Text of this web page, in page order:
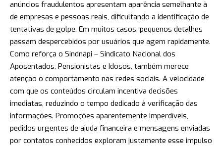
anúncios fraudulentos apresentam aparência semelhante à
de empresas e pessoas reais, dificultando a identificação de
tentativas de golpe. Em muitos casos, pequenos detalhes
passam despercebidos por usuários que agem rapidamente.
Como reforça o Sindnapi – Sindicato Nacional dos
Aposentados, Pensionistas e Idosos, também merece
atenção o comportamento nas redes sociais. A velocidade
com que os conteúdos circulam incentiva decisões
imediatas, reduzindo o tempo dedicado à verificação das
informações. Promoções aparentemente imperdíveis,
pedidos urgentes de ajuda financeira e mensagens enviadas
por contatos conhecidos exploram justamente esse impulso